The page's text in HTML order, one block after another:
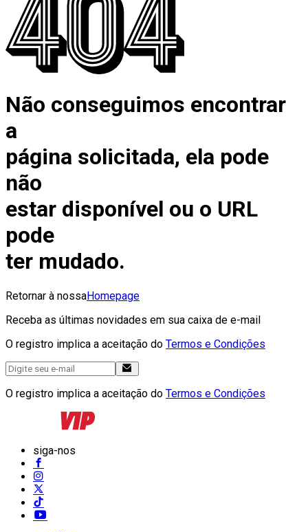
Não conseguimos encontrar
a
página solicitada, ela pode
não
estar disponível ou o URL
pode
ter mudado.
Retornar à nossaHomepage
Receba as últimas novidades em sua caixa de e-mail
O registro implica a aceitação do Termos e Condições
O registro implica a aceitação do Termos e Condições
siga-nos